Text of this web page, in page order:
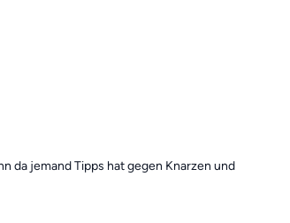
da jemand Tipps hat gegen Knarzen und